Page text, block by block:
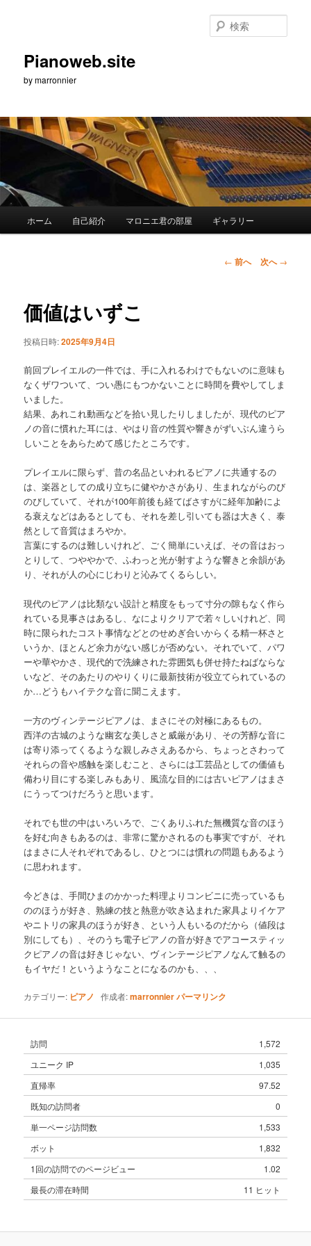
へ
Pianoweb.site
by marronnier
索
ホーム 自己紹介 マロニエ君の部屋 ギャラリー
投
ン
← 前へ 次へ→
価値はいずこ
投稿日時:2025年9月4日
前回プレイエルの一件では、手に入れるわけでもないのに意味も
なくザワついて、つい愚にもつかないことに時間を費やしてしま
いました。
結果、あれこれ動画などを拾い見したりしましたが、現代のピア
ノの音に慣れた耳には、やはり音の性質や響きがずいぶん違うら
しいことをあらためて感じたところです。
プレイエルに限らず、昔の名品といわれるピアノに共通するの
は、楽器としての成り立ちに健やかさがあり、生まれながらのび
のびしていて、それが100年前後も経てばさすがに経年加齢によ
る衰えなどはあるとしても、それを差し引いても器は大きく、泰
然として音質はまろやか。
言葉にするのは難しいけれど、ごく簡単にいえば、その音はおっ
とりして、つややかで、ふわっと光が射すような響きと余韻があ
り、それが人の心にじわりと沁みてくるらしい。
現代のピアノは比類ない設計と精度をもって寸分の隙もなく作ら
れている見事さはあるし、なによりクリアで若々しいけれど、同
時に限られたコスト事情などとのせめぎ合いからくる精一杯さと
いうか、ほとんど余力がない感じが否めない。それでいて、パワ
ーや華やかさ、現代的で洗練された雰囲気も併せ持たねばならな
いなど、そのあたりのやりくりに最新技術が役立てられているの
か…どうもハイテクな音に聞こえます。
一方のヴィンテージピアノは、まさにその対極にあるもの。
西洋の古城のような幽玄な美しさと威厳があり、その芳醇な音に
は寄り添ってくるような親しみさえあるから、ちょっとさわって
それらの音や感触を楽しむこと、さらには工芸品としての価値も
備わり目にする楽しみもあり、風流な目的には古いピアノはまさ
にうってつけだろうと思います。
それでも世の中はいろいろで、ごくありふれた無機質な音のほう
を好む向きもあるのは、非常に驚かされるのも事実ですが、それ
はまさに人それぞれであるし、ひとつには慣れの問題もあるよう
に思われます。
今どきは、手間ひまのかかった料理よりコンビニに売っているも
ののほうが好き、熟練の技と熱意が吹き込まれた家具よりイケア
やニトリの家具のほうが好き、という人もいるのだから（値段は
別にしても）、そのうち電子ピアノの音が好きでアコースティッ
クピアノの音は好きじゃない、ヴィンテージピアノなんて触るの
もイヤだ！というようなことになるのかも、、、
カテゴリー: ピアノ 作成者:marronnierパーマリンク
訪問
1,572
ユニーク IP
1,035
直帰率
97.52
既知の訪問者
0
単一ページ訪問数
1,533
ボット
1,832
1回の訪問でのページビュー
1.02
最長の滞在時間
11 ヒット